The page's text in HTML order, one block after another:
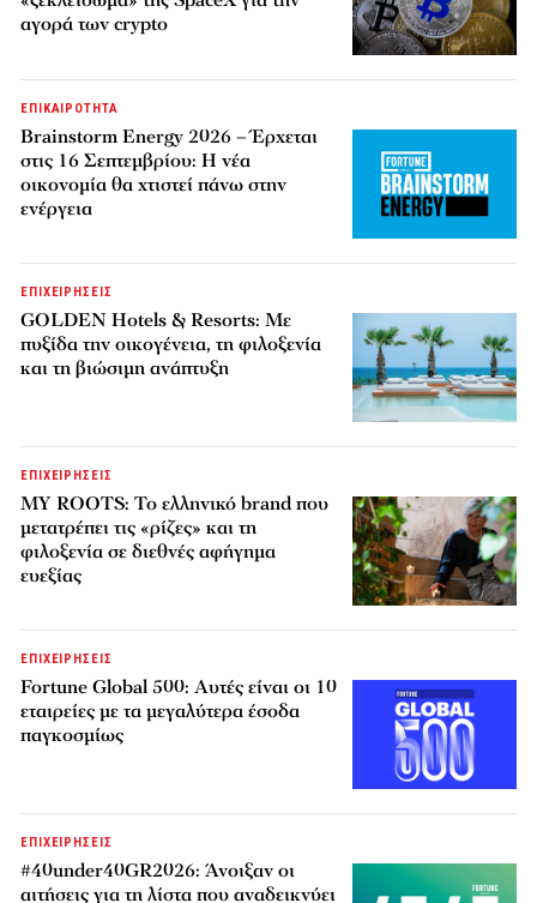
αγορά των crypto
ΕΠΙΚΑΙΡΟΤΗΤΑ
Brainstorm Energy 2026 – Έρχεται
στις 16 Σεπτεμβρίου: Η νέα
οικονομία θα χτιστεί πάνω στην
ενέργεια
ΕΠΙΧΕΙΡΗΣΕΙΣ
GOLDEN Hotels & Resorts: Με
πυξίδα την οικογένεια, τη φιλοξενία
και τη βιώσιμη ανάπτυξη
ΕΠΙΧΕΙΡΗΣΕΙΣ
MY ROOTS: Το ελληνικό brand που
μετατρέπει τις «ρίζες» και τη
φιλοξενία σε διεθνές αφήγημα
ευεξίας
ΕΠΙΧΕΙΡΗΣΕΙΣ
Fortune Global 500: Αυτές είναι οι 10
εταιρείες με τα μεγαλύτερα έσοδα
παγκοσμίως
ΕΠΙΧΕΙΡΗΣΕΙΣ
#40under40GR2026: Άνοιξαν οι
αιτήσεις για τη λίστα που αναδεικνύει